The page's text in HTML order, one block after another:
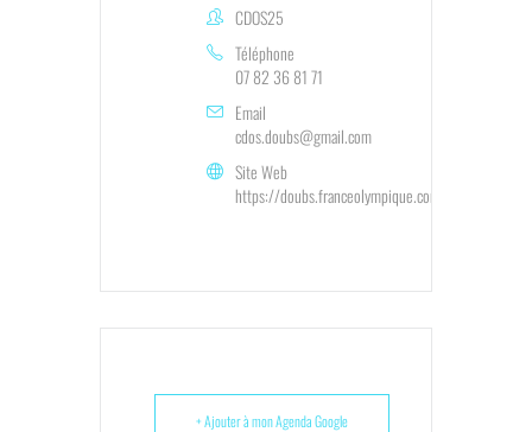
CDOS25
Téléphone
07 82 36 81 71
Email
cdos.doubs@gmail.com
Site Web
https://doubs.franceolympique.com/
+ Ajouter à mon Agenda Google